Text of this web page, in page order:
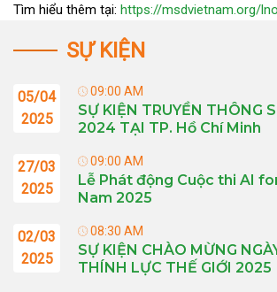
Tìm hiểu thêm tại: https://msdvietnam.org/
SỰ KIỆN
05/04
2025
09:00 AM
SỰ KIỆN TRUYỀN THÔNG
2024 TẠI TP. Hồ Chí Minh
27/03
2025
09:00 AM
Lễ Phát động Cuộc thi AI
Nam 2025
02/03
2025
08:30 AM
SỰ KIỆN CHÀO MỪNG
THÍNH LỰC THẾ GIỚI 2025